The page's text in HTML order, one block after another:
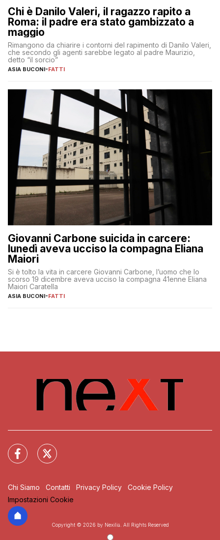
Chi è Danilo Valeri, il ragazzo rapito a
Roma: il padre era stato gambizzato a
maggio
Rimangono da chiarire i contorni del rapimento di Danilo Valeri,
che secondo gli agenti sarebbe legato al padre Maurizio,
detto “il sorcio”
ASIA BUCONI-FATTI
Giovanni Carbone suicida in carcere:
lunedì aveva ucciso la compagna Eliana
Maiori
Si è tolto la vita in carcere Giovanni Carbone, l’uomo che lo
scorso 19 dicembre aveva ucciso la compagna 41enne Eliana
Maiori Caratella
ASIA BUCONI-FATTI
Chi Siamo Contatti Privacy Policy
Cookie Policy
Impostazioni Cookie
Copyright © 2026 by Nexilia. All Rights Reserved